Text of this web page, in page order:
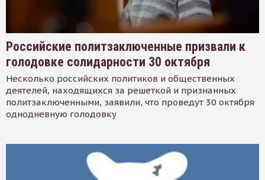
Российские политзаключенные призвали к
голодовке солидарности 30 октября
Несколько российских политиков и общественных
деятелей, находящихся за решеткой и признанных
политзаключенными, заявили, что проведут 30 октября
однодневную голодовку